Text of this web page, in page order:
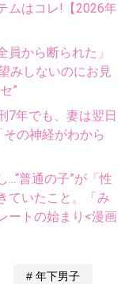
ムはコレ!【2026年
から断られた」
みしないのにお見
”
7年でも、妻は翌日
その神経がわから
普通の子”が「性
ていたこと。「み
ートの始まり<漫画
年下男子